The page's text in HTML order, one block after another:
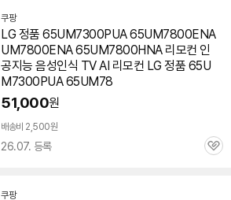
쿠팡
LG 정품 65UM7300PUA 65UM7800ENA
UM7800ENA65UM7800HNA리모컨 인
공지능 음성인식 TV AI 리모컨 LG 정품 65U
M7300PUA 65UM78
51,000원
배송비 2,500원
26.07. 등록
관
쿠팡